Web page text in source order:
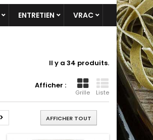
ENTRETIEN VRAC
Il y a 34 produits.
Afficher :
Grille Liste
AFFICHER TOUT